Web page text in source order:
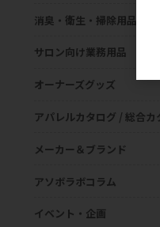
消臭・衛生・掃除用品
サロン向け業務用品
オーナーズグッズ
アパレルカタログ / 総合カ
メーカー＆ブランド
アソボラボコラム
イベント・企画